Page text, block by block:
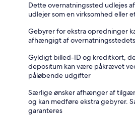
Dette overnatningssted udlejes
udlejer som en virksomhed eller
Gebyrer for ekstra opredninger
afhængigt af
Gyldigt billed-ID og kreditkort,
depositum kan være påkrævet
påløbende udgifter
Særlige ønsker afhænger af
og kan medføre ekstra gebyrer.
garanteres